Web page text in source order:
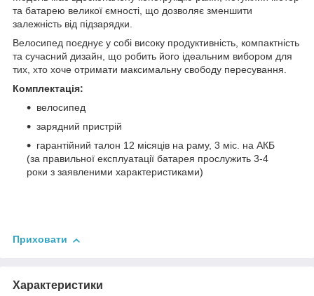
та батарею великої ємності, що дозволяє зменшити
залежність від підзарядки.
Велосипед поєднує у собі високу продуктивність, компактність
та сучасний дизайн, що робить його ідеальним вибором для
тих, хто хоче отримати максимальну свободу пересування.
Комплектація:
велосипед
зарядний пристрій
гарантійний талон 12 місяців на раму, 3 міс. на АКБ
(за правильної експлуатації батарея прослужить 3-4
роки з заявленими характеристиками)
Приховати
Характеристики